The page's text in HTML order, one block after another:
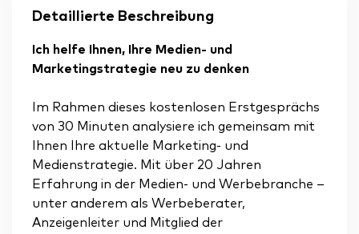
Detaillierte Beschreibung
Ich helfe Ihnen, Ihre Medien- und
Marketingstrategie neu zu denken
Im Rahmen dieses kostenlosen Erstgesprächs
von 30 Minuten analysiere ich gemeinsam mit
Ihnen Ihre aktuelle Marketing- und
Medienstrategie. Mit über 20 Jahren
Erfahrung in der Medien- und Werbebranche –
unter anderem als Werbeberater,
Anzeigenleiter und Mitglied der